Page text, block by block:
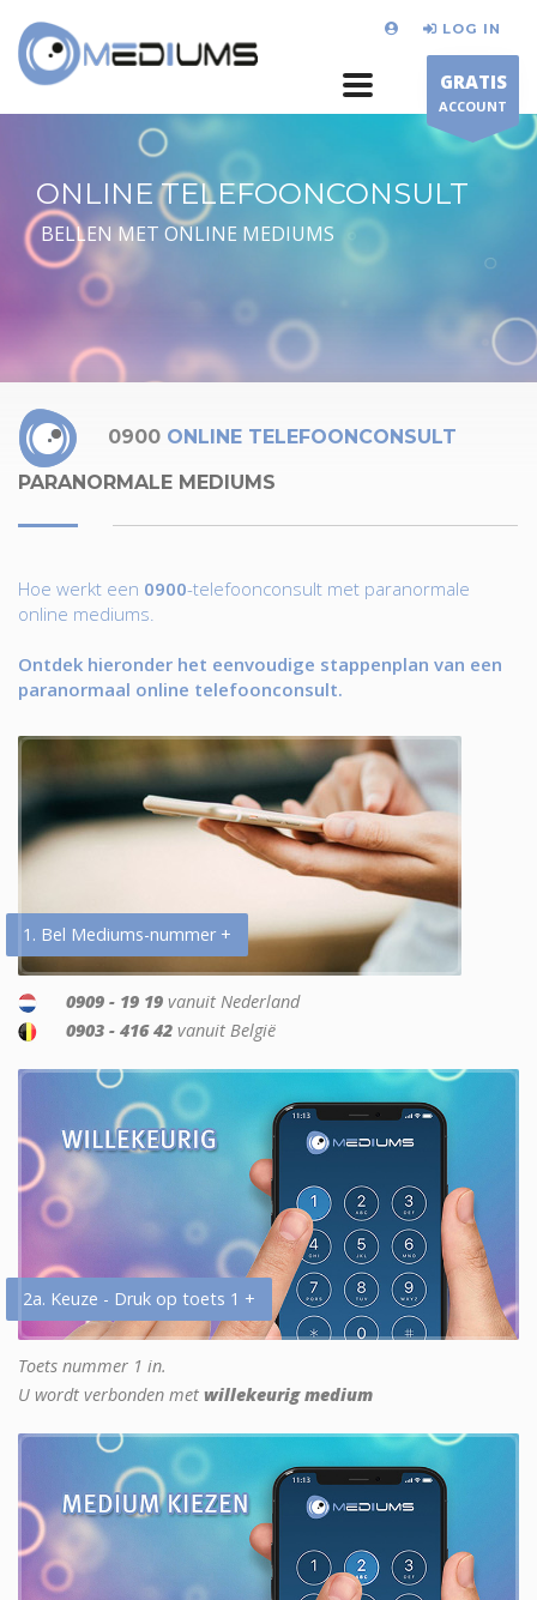
LOG IN
GRATIS
ACCOUNT
ONLINE TELEFOONCONSULT
BELLEN MET ONLINE MEDIUMS
0900 ONLINE TELEFOONCONSULT
PARANORMALE MEDIUMS
Hoe werkt een 0900-telefoonconsult met paranormale
online mediums.
Ontdek hieronder het eenvoudige stappenplan van een
paranormaal online telefoonconsult.
1. Bel Mediums-nummer +
0909 - 19 19 vanuit Nederland
0903 - 416 42 vanuit België
2a. Keuze - Druk op toets 1 +
Toets nummer 1 in.
U wordt verbonden met willekeurig medium